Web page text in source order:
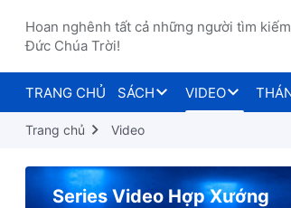
Hoan nghênh tất cả những người tìm
Đức Chúa Trời!
TRANG CHỦ SÁCH VIDEO
Trang chủ Video
Series Video Hợp Xướng